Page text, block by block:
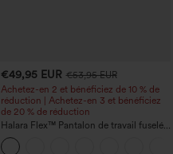
€49,95 EUR €53,95 EUR
Achetez-en 2 et bénéficiez de 10 % de
réduction | Achetez-en 3 et bénéficiez
de 20 % de réduction
Halara Flex™ Pantalon de travail fuselé,
uni, taille haute, avec poches